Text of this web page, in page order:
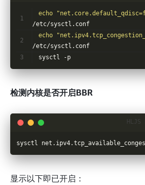
echo
/etc/sysctl.conf
echo
/etc/sysctl.conf
sysctl -p
检测内核是否开启BBR
sysctl
显示以下即已开启：